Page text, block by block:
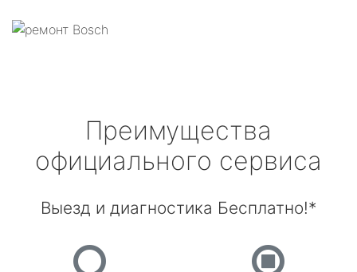
Преимущества
официального сервиса
Выезд и диагностика Бесплатно!*